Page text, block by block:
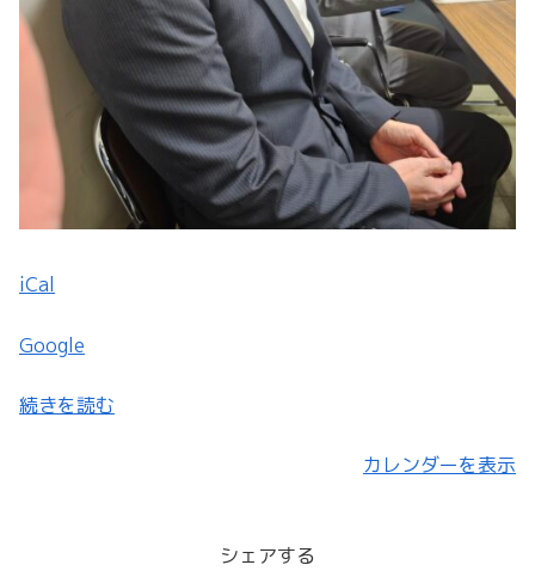
iCal
Google
続きを読む
カレンダーを表示
シェアする